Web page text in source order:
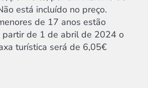
está incluído no preço.
de 17 anos estão
partir de 1 de abril de 2024 o
turística será de 6,05€